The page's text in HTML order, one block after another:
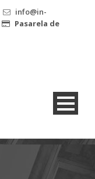
info@in-
Pasarela de